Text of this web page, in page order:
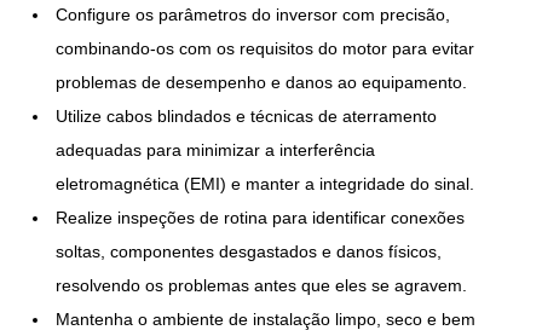
Configure os parâmetros do inversor com precisão,
combinando-os com os requisitos do motor para evitar
problemas de desempenho e danos ao equipamento.
Utilize cabos blindados e técnicas de aterramento
adequadas para minimizar a interferência
eletromagnética (EMI) e manter a integridade do sinal.
Realize inspeções de rotina para identificar conexões
soltas, componentes desgastados e danos físicos,
resolvendo os problemas antes que eles se agravem.
Mantenha o ambiente de instalação limpo, seco e bem